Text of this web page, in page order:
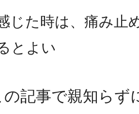
じた時は、痛み止
とよい
記事で親知らず